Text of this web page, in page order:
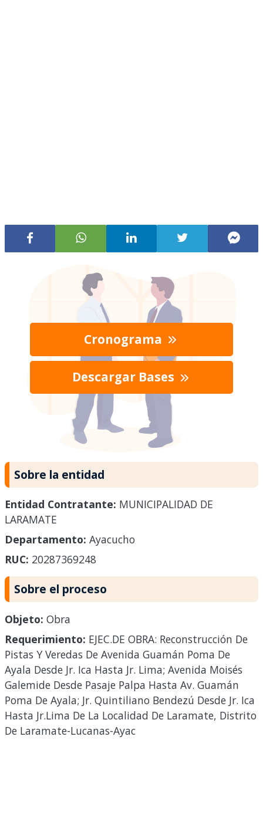
Cronograma
Descargar Bases
Sobre la entidad
Entidad Contratante: MUNICIPALIDAD DE
LARAMATE
Departamento: Ayacucho
RUC: 20287369248
Sobre el proceso
Objeto: Obra
Requerimiento: EJEC.DE OBRA: Reconstrucción De
Pistas Y Veredas De Avenida Guamán Poma De
Ayala Desde Jr. Ica Hasta Jr. Lima; Avenida Moisés
Galemide Desde Pasaje Palpa Hasta Av. Guamán
Poma De Ayala; Jr. Quintiliano Bendezú Desde Jr. Ica
Hasta Jr.Lima De La Localidad De Laramate, Distrito
De Laramate-Lucanas-Ayac